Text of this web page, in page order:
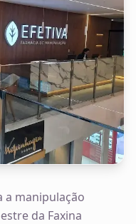
a manipulação
da Faxina